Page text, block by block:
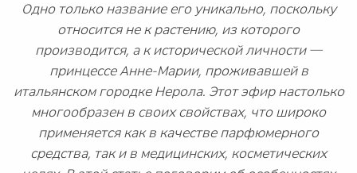
Одно только название его уникально, поскольку
относится не к растению, из которого
производится, а к исторической личности —
принцессе Анне-Марии, проживавшей в
итальянском городке Нерола. Этот эфир настолько
многообразен в своих свойствах, что широко
применяется как в качестве парфюмерного
средства, так и в медицинских, косметических